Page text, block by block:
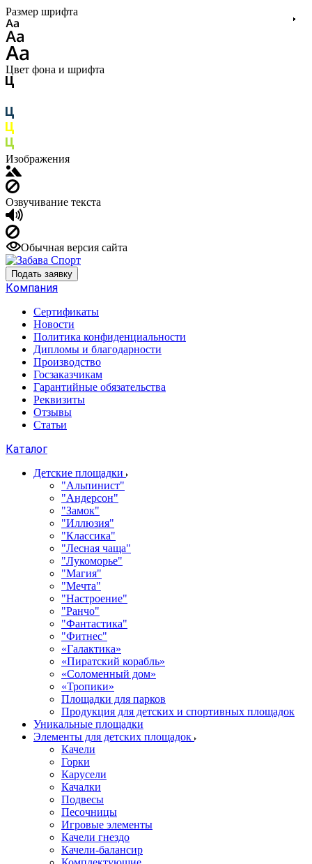
Размер шрифта
Цвет фона и шрифта
Изображения
Озвучивание текста
Обычная версия сайта
Подать заявку
Компания
Сертификаты
Новости
Политика конфиденциальности
Дипломы и благодарности
Производство
Госзаказчикам
Гарантийные обязательства
Реквизиты
Отзывы
Статьи
Каталог
Детские площадки
"Альпинист"
"Андерсон"
"Замок"
"Иллюзия"
"Классика"
"Лесная чаща"
"Лукоморье"
"Магия"
"Мечта"
"Настроение"
"Ранчо"
"Фантастика"
"Фитнес"
«Галактика»
«Пиратский корабль»
«Соломенный дом»
«Тропики»
Площадки для парков
Продукция для детских и спортивных площадок
Уникальные площадки
Элементы для детских площадок
Качели
Горки
Карусели
Качалки
Подвесы
Песочницы
Игровые элементы
Качели гнездо
Качели-балансир